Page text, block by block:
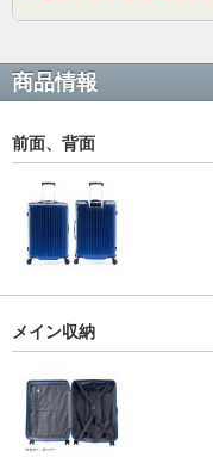
商品情報
前面、背面
メイン収納